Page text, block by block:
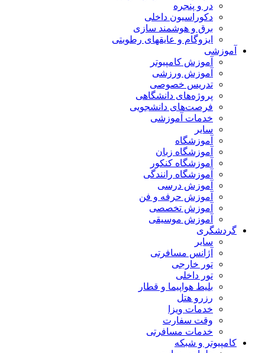
در و پنجره
دکوراسیون داخلی
برق و هوشمند سازی
ایزوگام و عایقهای رطوبتی
آموزشی
آموزش کامپیوتر
آموزش ورزشی
تدریس خصوصی
پروژه‌های دانشگاهی
فرصت‌های دانشجویی
خدمات آموزشی
سایر
آموزشگاه
آموزشگاه زبان
آموزشگاه کنکور
آموزشگاه رانندگی
آموزش درسی
آموزش حرفه و فن
آموزش تخصصی
آموزش موسیقی
گردشگری
سایر
آژانس مسافرتی
تور خارجی
تور داخلی
بلیط هواپیما و قطار
رزرو هتل
خدمات ویزا
وقت سفارت
خدمات مسافرتی
کامپیوتر و شبکه